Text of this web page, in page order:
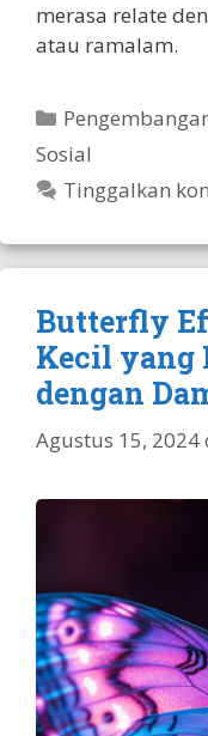
merasa relate
atau ramalam.
Kategori
Sosial
Tinggalkan
Butterfly
Kecil yang
dengan
Agustus 15, 2024